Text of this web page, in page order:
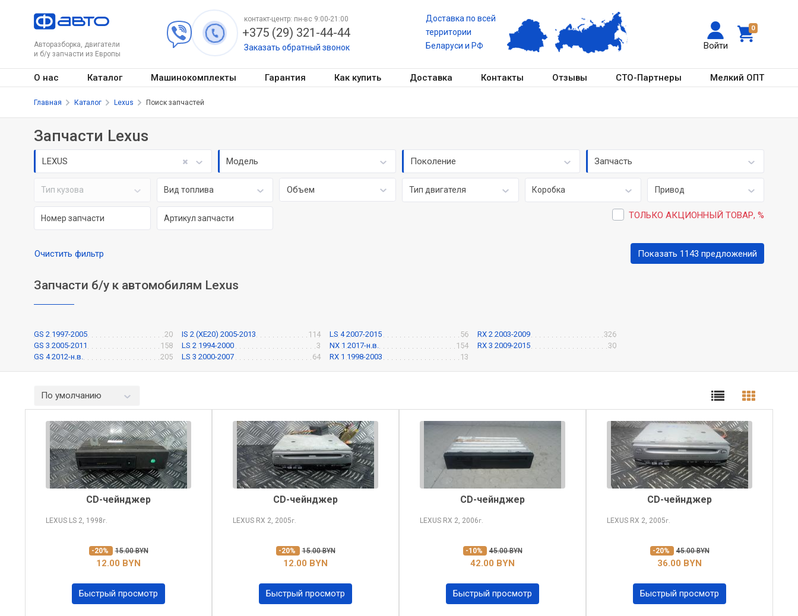
Авторазборка, двигатели
и б/у запчасти из Европы
0
Войти
контакт-центр: пн-вс 9:00-21:00
+375 (29) 321-44-44
Заказать обратный звонок
Доставка по всей
территории
Беларуси и РФ
О нас Каталог Машинокомплекты Гарантия Как купить Доставка Контакты Отзывы СТО-Партнеры Мелкий ОПТ
Главная Каталог Lexus Поиск запчастей
Запчасти Lexus
LEXUS Модель Поколение Запчасть
Тип кузова Вид топлива Объем Тип двигателя Коробка Привод
ТОЛЬКО АКЦИОННЫЙ ТОВАР, %
Очистить фильтр Показать 1143 предложений
Запчасти б/у к автомобилям Lexus
GS 2 1997-2005
20
GS 3 2005-2011
158
GS 4 2012-н.в.
205
IS 2 (XE20) 2005-2013
114
LS 2 1994-2000
3
LS 3 2000-2007
64
LS 4 2007-2015
56
NX 1 2017-н.в.
154
RX 1 1998-2003
13
RX 2 2003-2009
326
RX 3 2009-2015
30
По умолчанию
CD-чейнджер
LEXUS LS 2, 1998г.
-20% 15.00 BYN
12.00 BYN
Быстрый просмотр
CD-чейнджер
LEXUS RX 2, 2005г.
-20% 15.00 BYN
12.00 BYN
Быстрый просмотр
CD-чейнджер
LEXUS RX 2, 2006г.
-10% 45.00 BYN
42.00 BYN
Быстрый просмотр
CD-чейнджер
LEXUS RX 2, 2005г.
-20% 45.00 BYN
36.00 BYN
Быстрый просмотр